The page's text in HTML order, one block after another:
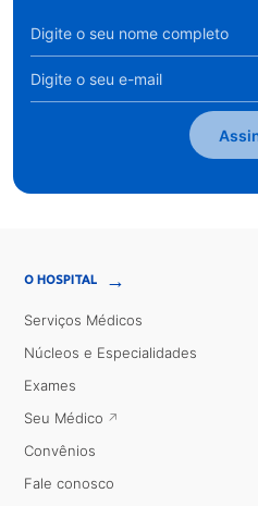
O HOSPITAL →
Serviços Médicos
Núcleos e Especialidades
Exames
Seu Médico
Convênios
Fale conosco